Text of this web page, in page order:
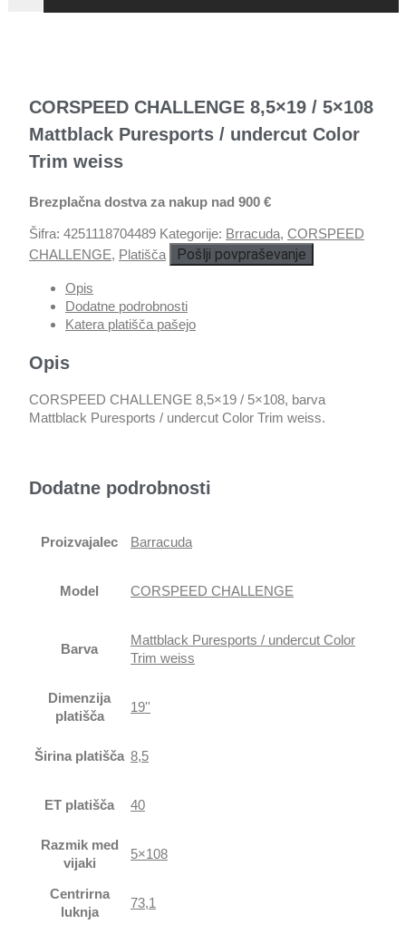
CORSPEED CHALLENGE 8,5×19 / 5×108
Mattblack Puresports / undercut Color
Trim weiss
Brezplačna dostva za nakup nad 900 €
Šifra: 4251118704489 Kategorije: Brracuda, CORSPEED
CHALLENGE, Platišča Pošlji povpraševanje
Opis
Dodatne podrobnosti
Katera platišča pašejo
Opis
CORSPEED CHALLENGE 8,5×19 / 5×108, barva
Mattblack Puresports / undercut Color Trim weiss.
Dodatne podrobnosti
Proizvajalec Barracuda
Model CORSPEED CHALLENGE
Barva
Mattblack Puresports / undercut Color
Trim weiss
Dimenzija
platišča
19''
Širina platišča 8,5
ET platišča 40
Razmik med
vijaki
5×108
Centrirna
luknja
73,1